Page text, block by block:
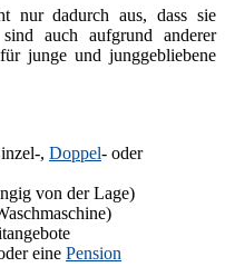
nur dadurch aus, dass sie
auch aufgrund anderer
junge und junggebliebene
, Doppel- oder
von der Lage)
eine Pension